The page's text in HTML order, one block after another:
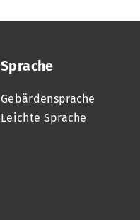
Sprache
Gebärdensprache
Leichte Sprache